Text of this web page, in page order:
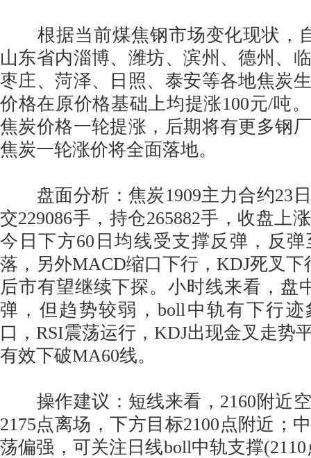
根据当前煤焦钢市场变化现状，
山东省内淄博、潍坊、滨州、德州、
枣庄、菏泽、日照、泰安等各地焦炭
价格在原价格基础上均提涨100元/吨
焦炭价格一轮提涨，后期将有更多钢
焦炭一轮涨价将全面落地。
盘面分析：焦炭1909主力合约23
交229086手，持仓265882手，收盘上
今日下方60日均线受支撑反弹，反
落，另外MACD缩口下行，KDJ死叉下
后市有望继续下探。小时线来看，盘
弹，但趋势较弱，boll中轨有下行迹
口，RSI震荡运行，KDJ出现金叉走势
有效下破MA60线。
操作建议：短线来看，2160附近
2175点离场，下方目标2100点附近；
荡偏强，可关注日线boll中轨支撑